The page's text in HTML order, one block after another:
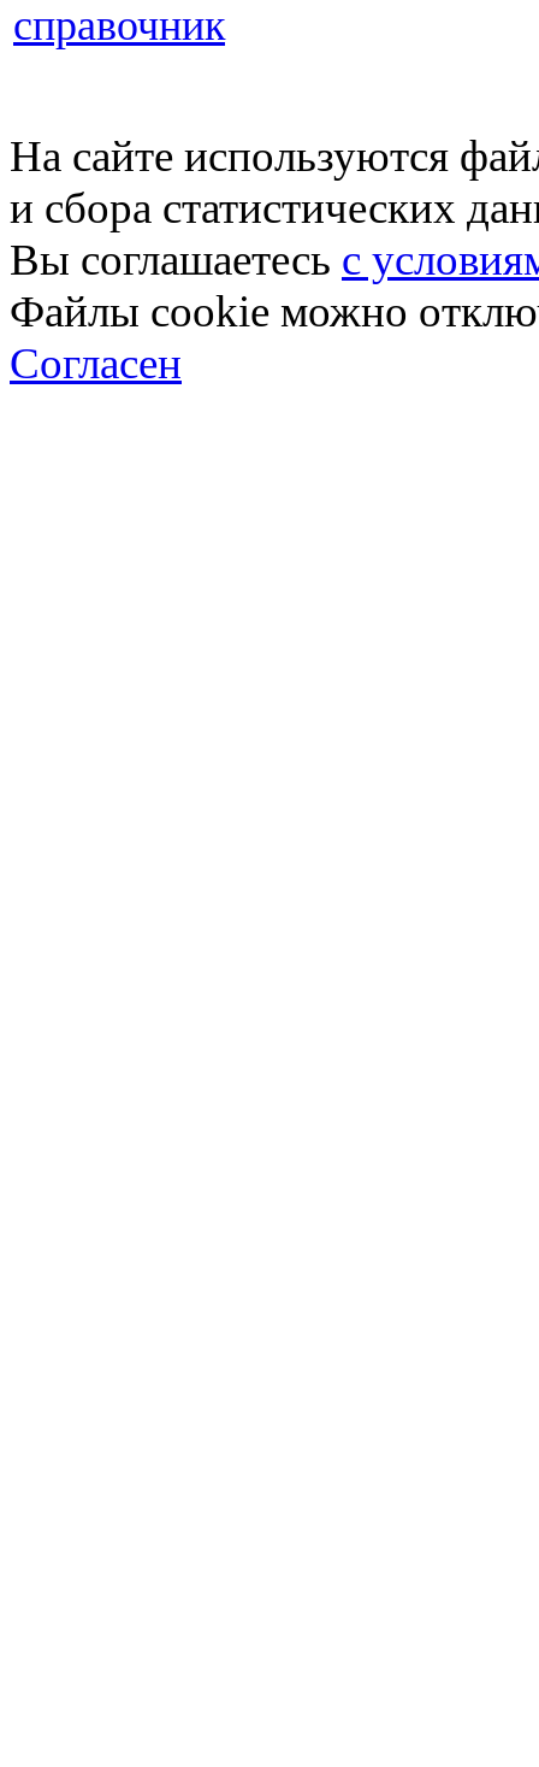
справочник
На сайте используются
и сбора статистических
Вы соглашаетесь с
Файлы cookie можно
Согласен